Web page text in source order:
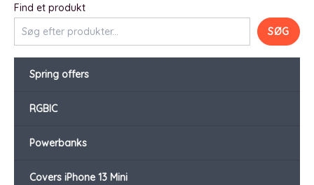
Find et produkt
SØG
Spring offers
RGBIC
Powerbanks
Covers iPhone 13 Mini